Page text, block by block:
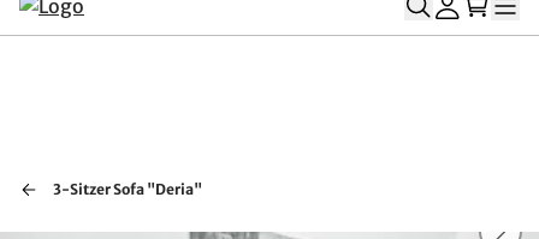
3-Sitzer Sofa "Deria"